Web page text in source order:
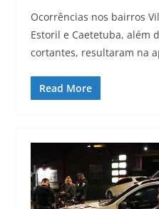
Ocorrências nos bairros
Estoril e Caetetuba, além
cortantes, resultaram na
Read More